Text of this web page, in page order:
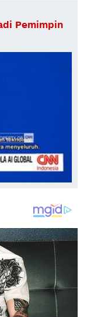
Pemimpin